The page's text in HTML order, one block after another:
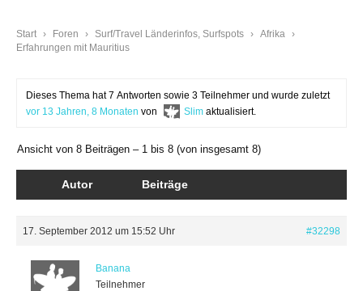
Start › Foren › Surf/Travel Länderinfos, Surfspots › Afrika ›
Erfahrungen mit Mauritius
Dieses Thema hat 7 Antworten sowie 3 Teilnehmer und wurde zuletzt
vor 13 Jahren, 8 Monaten von Slim aktualisiert.
Ansicht von 8 Beiträgen – 1 bis 8 (von insgesamt 8)
Autor Beiträge
17. September 2012 um 15:52 Uhr #32298
Banana
Teilnehmer